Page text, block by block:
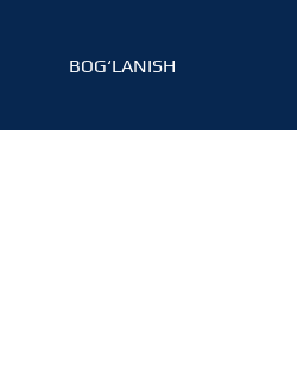
BOG‘LANISH